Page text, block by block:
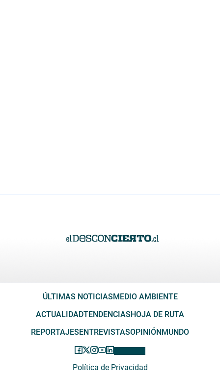
ÚLTIMAS NOTICIASMEDIO AMBIENTE
ACTUALIDADTENDENCIASHOJA DE RUTA
REPORTAJESENTREVISTASOPINIÓNMUNDO
Política de Privacidad